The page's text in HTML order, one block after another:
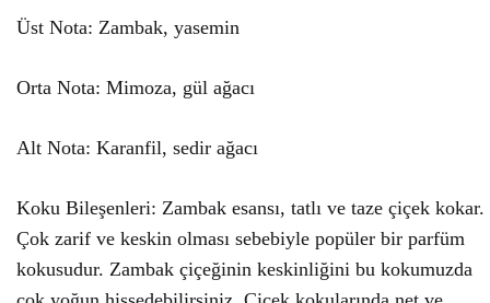
Üst Nota: Zambak, yasemin
Orta Nota: Mimoza, gül ağacı
Alt Nota: Karanfil, sedir ağacı
Koku Bileşenleri: Zambak esansı, tatlı ve taze çiçek kokar.
Çok zarif ve keskin olması sebebiyle popüler bir parfüm
kokusudur. Zambak çiçeğinin keskinliğini bu kokumuzda